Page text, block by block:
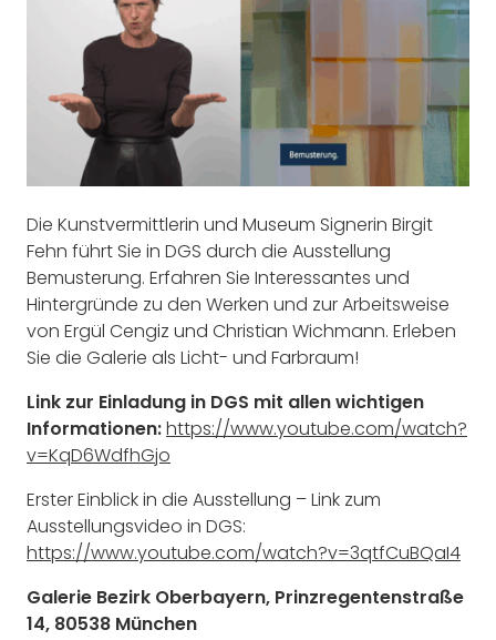
Die Kunstvermittlerin und Museum Signerin Birgit
Fehn führt Sie in DGS durch die Ausstellung
Bemusterung. Erfahren Sie Interessantes und
Hintergründe zu den Werken und zur Arbeitsweise
von Ergül Cengiz und Christian Wichmann. Erleben
Sie die Galerie als Licht- und Farbraum!
Link zur Einladung in DGS mit allen wichtigen
Informationen:https://www.youtube.com/watch?
v=KqD6WdfhGjo
Erster Einblick in die Ausstellung – Link zum
Ausstellungsvideo in DGS:
https://www.youtube.com/watch?v=3qtfCuBQaI4
Galerie Bezirk Oberbayern, Prinzregentenstraße
14, 80538 München